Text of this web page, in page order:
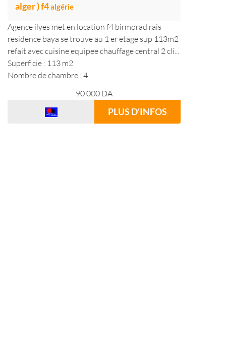
alger ) f4algérie
Agence ilyes met en location f4 birmorad rais
residence baya se trouve au 1 er etage sup 113m2
refait avec cuisine equipee chauffage central 2 cli...
Superficie : 113 m2
Nombre de chambre : 4
90 000 DA
PLUS D'INFOS